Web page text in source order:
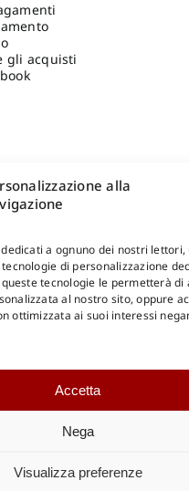
alla
a ognuno dei nostri lettori,
di personalizzazione
tecnologie le permetterà di
al nostro sito, oppure
ottimizzata ai suoi interessi
Accetta
Nega
Visualizza preferenze
gli acquisti
-Pagamenti Sicuri e anche
Catalogo Online
Catalogo
Catalogo